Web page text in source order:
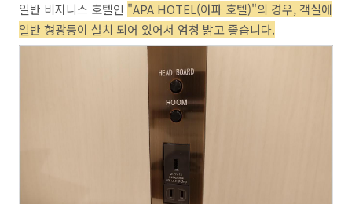
일반 비지니스 호텔인 "APA HOTEL(아파 호텔)"의 경우, 객실에
일반 형광등이 설치 되어 있어서 엄청 밝고 좋습니다.